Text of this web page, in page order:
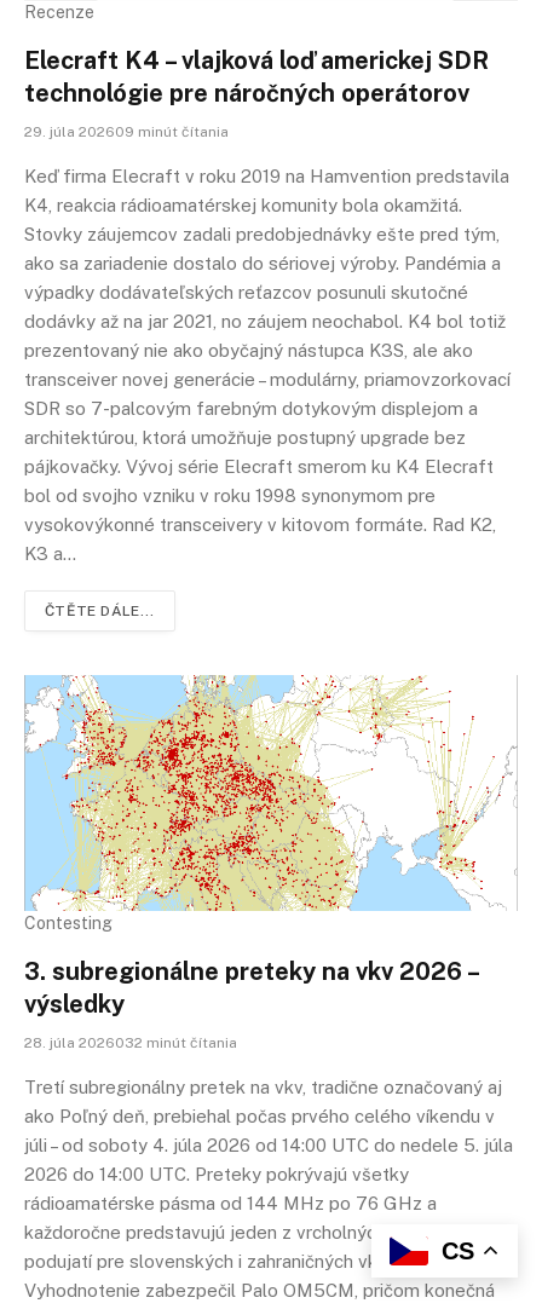
Recenze
Elecraft K4 – vlajková loď americkej SDR
technológie pre náročných operátorov
29. júla 202609 minút čítania
Keď firma Elecraft v roku 2019 na Hamvention predstavila
K4, reakcia rádioamatérskej komunity bola okamžitá.
Stovky záujemcov zadali predobjednávky ešte pred tým,
ako sa zariadenie dostalo do sériovej výroby. Pandémia a
výpadky dodávateľských reťazcov posunuli skutočné
dodávky až na jar 2021, no záujem neochabol. K4 bol totiž
prezentovaný nie ako obyčajný nástupca K3S, ale ako
transceiver novej generácie – modulárny, priamovzorkovací
SDR so 7-palcovým farebným dotykovým displejom a
architektúrou, ktorá umožňuje postupný upgrade bez
pájkovačky. Vývoj série Elecraft smerom ku K4 Elecraft
bol od svojho vzniku v roku 1998 synonymom pre
vysokovýkonné transceivery v kitovom formáte. Rad K2,
K3 a…
ČTĚTE DÁLE...
Contesting
3. subregionálne preteky na vkv 2026 –
výsledky
28. júla 2026032 minút čítania
Tretí subregionálny pretek na vkv, tradične označovaný aj
ako Poľný deň, prebiehal počas prvého celého víkendu v
júli – od soboty 4. júla 2026 od 14:00 UTC do nedele 5. júla
2026 do 14:00 UTC. Preteky pokrývajú všetky
rádioamatérske pásma od 144 MHz po 76 GHz a
každoročne predstavujú jeden z vrcholných letných
podujatí pre slovenských i zahraničných vkv operátorov.
Vyhodnotenie zabezpečil Palo OM5CM, pričom konečná
CS